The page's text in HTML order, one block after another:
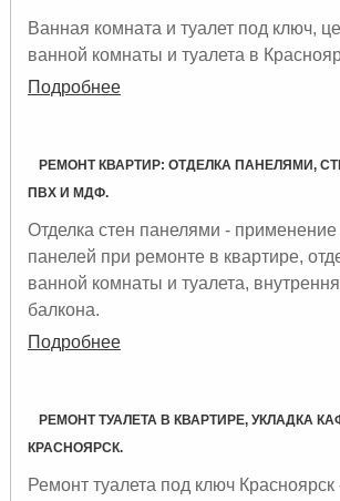
Ванная комната и туалет под ключ,
ванной комнаты и туалета в
Подробнее
РЕМОНТ КВАРТИР: ОТДЕЛКА ПАНЕЛЯМИ,
ПВХ И МДФ.
Отделка стен панелями -
панелей при ремонте в квартире,
ванной комнаты и туалета,
балкона.
Подробнее
РЕМОНТ ТУАЛЕТА В КВАРТИРЕ, УКЛАДКА
КРАСНОЯРСК.
Ремонт туалета под ключ Красноярск